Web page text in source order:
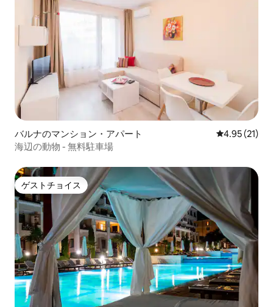
バルナのマンション・アパート レビュー21
4.95 (21)
海辺の動物 - 無料駐車場
ゲストチョイス
ゲストチョイス